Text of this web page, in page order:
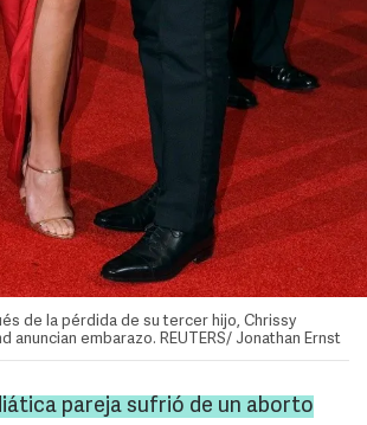
de la pérdida de su tercer hijo, Chrissy
anuncian embarazo. REUTERS/ Jonathan Ernst
pareja sufrió de un aborto